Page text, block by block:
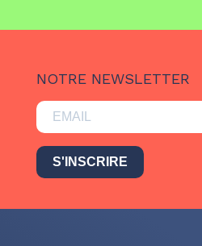
NOTRE NEWSLETTER
S'INSCRIRE